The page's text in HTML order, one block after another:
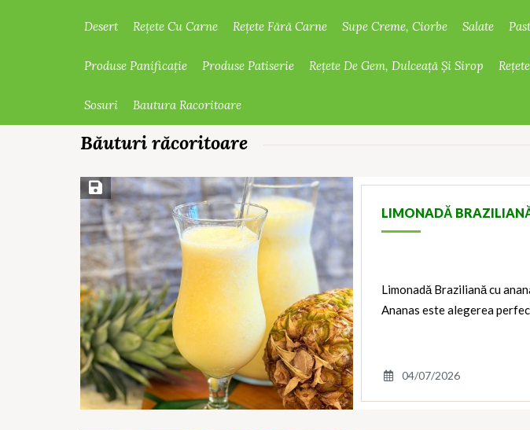
Desert Rețete Cu Carne Rețete Fără Carne Supe Creme, Ciorbe Salate
Produse Panificație Produse Patiserie Rețete De Gem, Dulceață Și Sirop
Sosuri Bautura Racoritoare
Băuturi răcoritoare
Save Recipe
LIMONADĂ
Limonadă Braziliană cu
Ananas este alegerea
04/07/2026